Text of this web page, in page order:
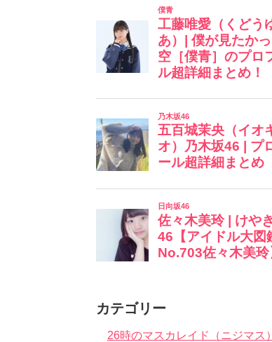
カテゴリー
26時のマスカレイド（ニジマス）